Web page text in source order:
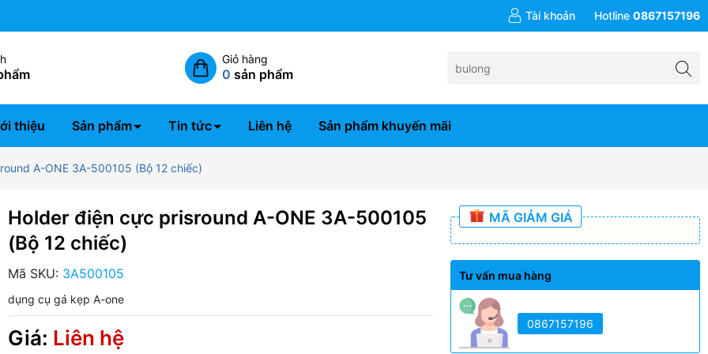
Tài khoản Hotline 0867157196
Giỏ hàng
0 sản phẩm
thiệu Sản phẩm Tin tức Liên hệ Sản phẩm khuyến mãi
A-ONE 3A-500105 (Bộ 12 chiếc)
Holder điện cực prisround A-ONE 3A-500105
(Bộ 12 chiếc)
Mã SKU: 3A500105
dụng cụ gá kẹp A-one
Giá: Liên hệ
MÃ GIẢM GIÁ
Tư vấn mua hàng
0867157196